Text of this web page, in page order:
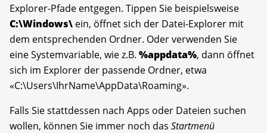
Explorer-Pfade entgegen. Tippen Sie beispielsweise
C:\Windows\ ein, öffnet sich der Datei-Explorer mit
dem entsprechenden Ordner. Oder verwenden Sie
eine Systemvariable, wie z.B. %appdata%, dann öffnet
sich im Explorer der passende Ordner, etwa
«C:\Users\IhrName\AppData\Roaming».
Falls Sie stattdessen nach Apps oder Dateien suchen
wollen, können Sie immer noch das Startmenü